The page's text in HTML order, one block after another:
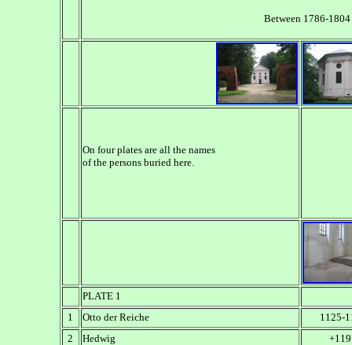
Between 1786-
On four plates are all the names
of the persons buried here.
PLATE 1
1
Otto der Reiche
1125-
2
Hedwig